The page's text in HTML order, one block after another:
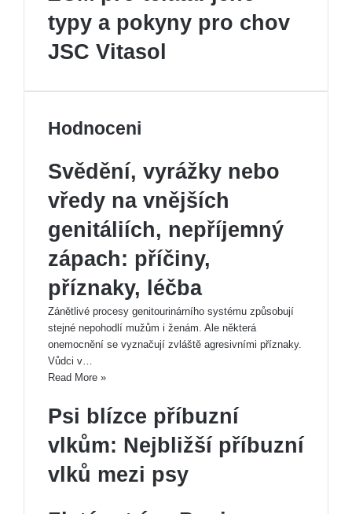
typy a pokyny pro chov
JSC Vitasol
Hodnoceni
Svědění, vyrážky nebo
vředy na vnějších
genitáliích, nepříjemný
zápach: příčiny,
příznaky, léčba
Zánětlivé procesy genitourinárního systému způsobují
stejné nepohodlí mužům i ženám. Ale některá
onemocnění se vyznačují zvláště agresivními příznaky.
Vůdci v…
Read More »
Psi blízce příbuzní
vlkům: Nejbližší příbuzní
vlků mezi psy